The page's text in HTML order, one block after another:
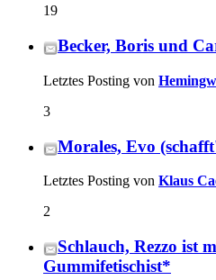
19
Becker, Boris und
Letztes Posting von
3
Morales, Evo
Letztes Posting von Klaus
2
Schlauch, Rezzo ist
Gummifetischist*